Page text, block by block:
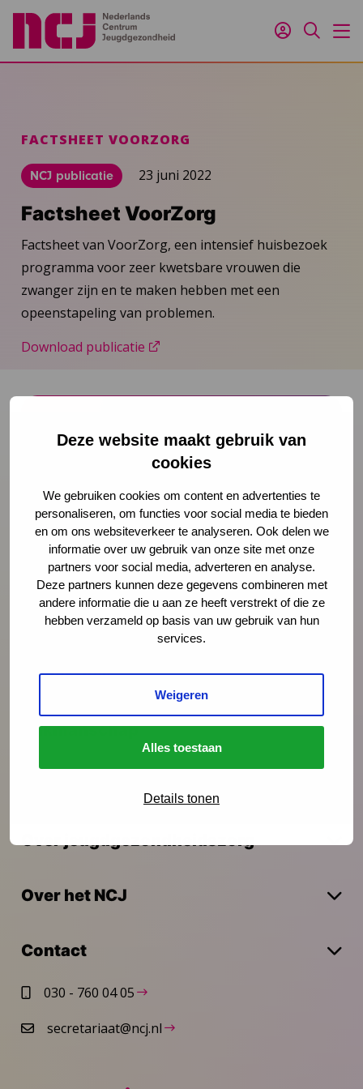
Deze website maakt gebruik van
cookies
We gebruiken cookies om content en advertenties te
personaliseren, om functies voor social media te bieden
en om ons websiteverkeer te analyseren. Ook delen we
informatie over uw gebruik van onze site met onze
partners voor social media, adverteren en analyse.
Deze partners kunnen deze gegevens combineren met
andere informatie die u aan ze heeft verstrekt of die ze
hebben verzameld op basis van uw gebruik van hun
services.
Weigeren
Alles toestaan
Details tonen
Inloggen
Zoeken
FACTSHEET VOORZORG
NCJ publicatie 23 juni 2022
Factsheet VoorZorg
Factsheet van VoorZorg, een intensief huisbezoek
programma voor zeer kwetsbare vrouwen die
zwanger zijn en te maken hebben met een
opeenstapeling van problemen.
Download publicatie
Onze nieuwsbrief ontvangen?
Preventie
Interventies
Onderzoek
Vakmanschap
Over jeugdgezondheidszorg
Over het NCJ
Contact
030 - 760 04 05
secretariaat@ncj.nl